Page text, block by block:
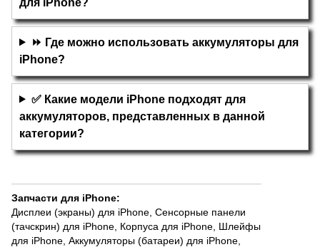
⏩ Где можно использовать аккумуляторы для
iPhone?
✅ Какие модели iPhone подходят для
аккумуляторов, представленных в данной
категории?
Запчасти для iPhone:
Дисплеи (экраны) для iPhone Сенсорные панели
(тачскрин) для iPhone Корпуса для iPhone Шлейфы
для iPhone Аккумуляторы (батареи) для iPhone